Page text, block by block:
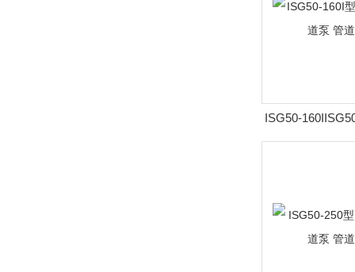
ISG50-
立式管道泵